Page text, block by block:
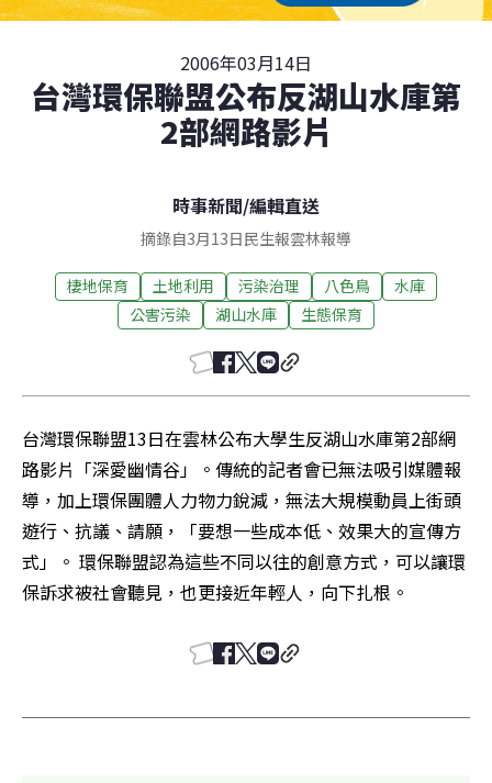
2006年03月14日
台灣環保聯盟公布反湖山水庫第
2部網路影片
時事新聞/編輯直送
摘錄自3月13日民生報雲林報導
棲地保育 土地利用 污染治理 八色鳥
水庫
公害污染
湖山水庫 生態保育
台灣環保聯盟13日在雲林公布大學生反湖山水庫第2部網
路影片「深愛幽情谷」。傳統的記者會已無法吸引媒體報
導，加上環保團體人力物力銳減，無法大規模動員上街頭
遊行、抗議、請願，「要想一些成本低、效果大的宣傳方
式」。 環保聯盟認為這些不同以往的創意方式，可以讓環
保訴求被社會聽見，也更接近年輕人，向下扎根。